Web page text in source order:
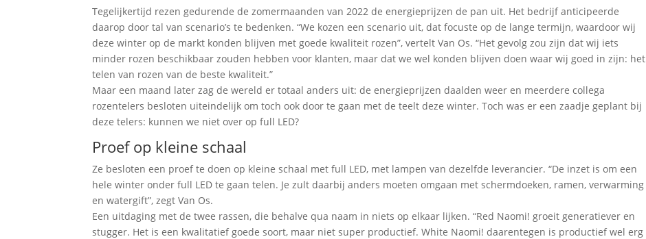
Tegelijkertijd rezen gedurende de zomermaanden van 2022 de energieprijzen de pan uit. Het bedrijf anticipeerde
daarop door tal van scenario’s te bedenken. “We kozen een scenario uit, dat focuste op de lange termijn, waardoor wij
deze winter op de markt konden blijven met goede kwaliteit rozen”, vertelt Van Os. “Het gevolg zou zijn dat wij iets
minder rozen beschikbaar zouden hebben voor klanten, maar dat we wel konden blijven doen waar wij goed in zijn: het
telen van rozen van de beste kwaliteit.”
Maar een maand later zag de wereld er totaal anders uit: de energieprijzen daalden weer en meerdere collega
rozentelers besloten uiteindelijk om toch ook door te gaan met de teelt deze winter. Toch was er een zaadje geplant bij
deze telers: kunnen we niet over op full LED?
Proef op kleine schaal
Ze besloten een proef te doen op kleine schaal met full LED, met lampen van dezelfde leverancier. “De inzet is om een
hele winter onder full LED te gaan telen. Je zult daarbij anders moeten omgaan met schermdoeken, ramen, verwarming
en watergift”, zegt Van Os.
Een uitdaging met de twee rassen, die behalve qua naam in niets op elkaar lijken. “Red Naomi! groeit generatiever en
stugger. Het is een kwalitatief goede soort, maar niet super productief. White Naomi! daarentegen is productief wel erg